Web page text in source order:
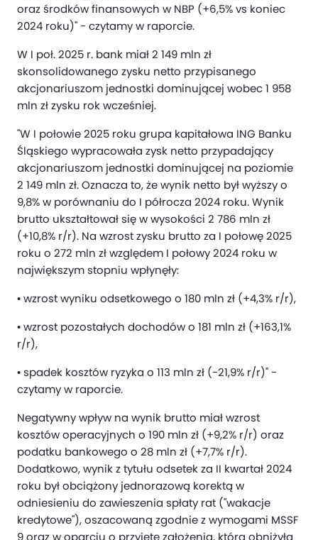
oraz środków finansowych w NBP (+6,5% vs koniec
2024 roku)" - czytamy w raporcie.
W I poł. 2025 r. bank miał 2 149 mln zł
skonsolidowanego zysku netto przypisanego
akcjonariuszom jednostki dominującej wobec 1 958
mln zł zysku rok wcześniej.
"W I połowie 2025 roku grupa kapitałowa ING Banku
Śląskiego wypracowała zysk netto przypadający
akcjonariuszom jednostki dominującej na poziomie
2 149 mln zł. Oznacza to, że wynik netto był wyższy o
9,8% w porównaniu do I półrocza 2024 roku. Wynik
brutto ukształtował się w wysokości 2 786 mln zł
(+10,8% r/r). Na wzrost zysku brutto za I połowę 2025
roku o 272 mln zł względem I połowy 2024 roku w
największym stopniu wpłynęły:
• wzrost wyniku odsetkowego o 180 mln zł (+4,3% r/r),
• wzrost pozostałych dochodów o 181 mln zł (+163,1%
r/r),
• spadek kosztów ryzyka o 113 mln zł (-21,9% r/r)" -
czytamy w raporcie.
Negatywny wpływ na wynik brutto miał wzrost
kosztów operacyjnych o 190 mln zł (+9,2% r/r) oraz
podatku bankowego o 28 mln zł (+7,7% r/r).
Dodatkowo, wynik z tytułu odsetek za II kwartał 2024
roku był obciążony jednorazową korektą w
odniesieniu do zawieszenia spłaty rat ("wakacje
kredytowe"), oszacowaną zgodnie z wymogami MSSF
9 oraz w oparciu o przyjęte założenia, która obniżyła